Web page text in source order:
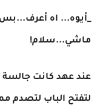
_أيوه... اه
ماشي...سلام!
عند عهد كانت جالسة
لتفتح الباب لتصدم